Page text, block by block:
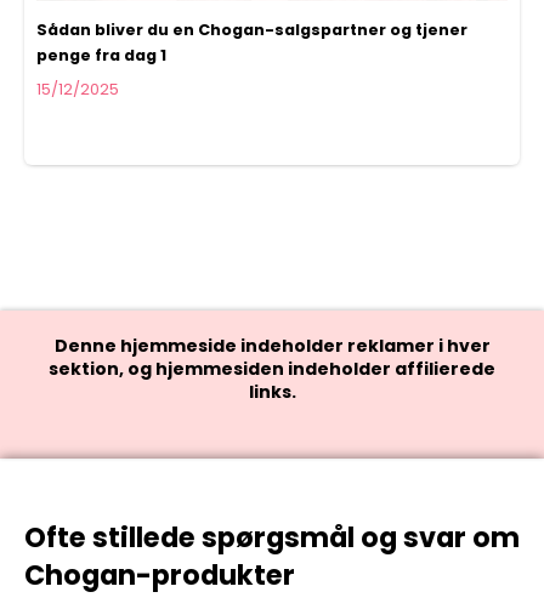
Sådan bliver du en Chogan-salgspartner og tjener
penge fra dag 1
15/12/2025
Denne hjemmeside indeholder reklamer i hver
sektion, og hjemmesiden indeholder affilierede
links.
Ofte stillede spørgsmål og svar om
Chogan-produkter